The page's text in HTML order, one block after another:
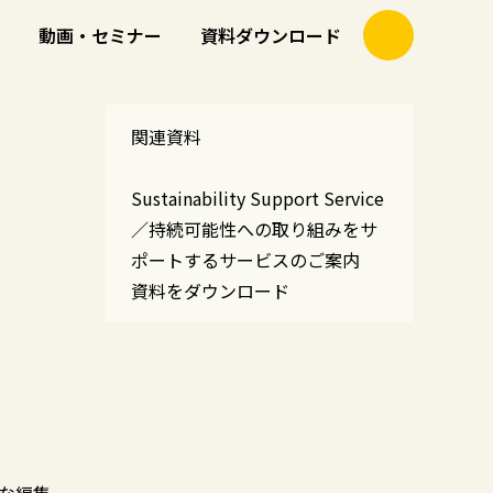
動画・セミナー 資料ダウンロード
関連資料
Sustainability Support Service
／持続可能性への取り組みをサ
ポートするサービスのご案内
資料をダウンロード